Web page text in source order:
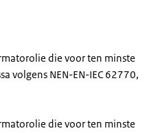
die voor ten minste
volgens NEN-EN-IEC 62770,
die voor ten minste